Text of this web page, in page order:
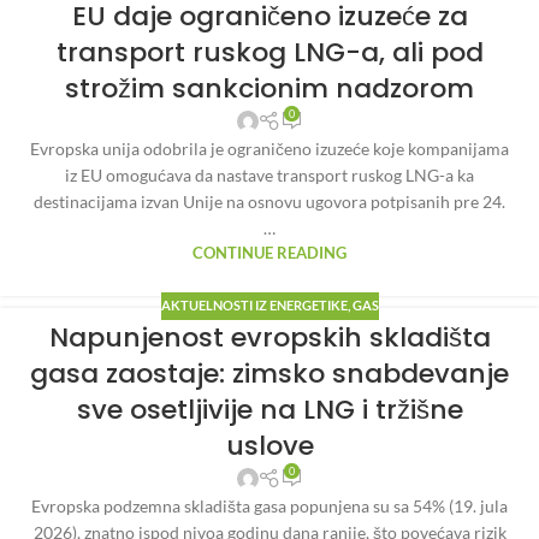
EU daje ograničeno izuzeće za
transport ruskog LNG-a, ali pod
strožim sankcionim nadzorom
0
Evropska unija odobrila je ograničeno izuzeće koje kompanijama
iz EU omogućava da nastave transport ruskog LNG-a ka
destinacijama izvan Unije na osnovu ugovora potpisanih pre 24.
…
CONTINUE READING
AKTUELNOSTI IZ ENERGETIKE, GAS
Napunjenost evropskih skladišta
gasa zaostaje: zimsko snabdevanje
sve osetljivije na LNG i tržišne
uslove
0
Evropska podzemna skladišta gasa popunjena su sa 54% (19. jula
2026), znatno ispod nivoa godinu dana ranije, što povećava rizik